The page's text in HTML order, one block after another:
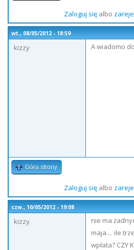
Zaloguj sięalbo
wt., 08/05/2012 - 18:59
kizzy
A wiadomo
Góra strony
Zaloguj sięalbo
czw., 10/05/2012 - 19:08
kizzy
nie ma
maja.... ile
wpłata? CZY